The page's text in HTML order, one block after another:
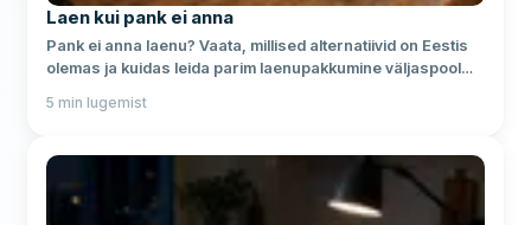
Laen kui pank ei anna
Pank ei anna laenu? Vaata, millised alternatiivid on Eestis
olemas ja kuidas leida parim laenupakkumine väljaspool
5 min lugemist